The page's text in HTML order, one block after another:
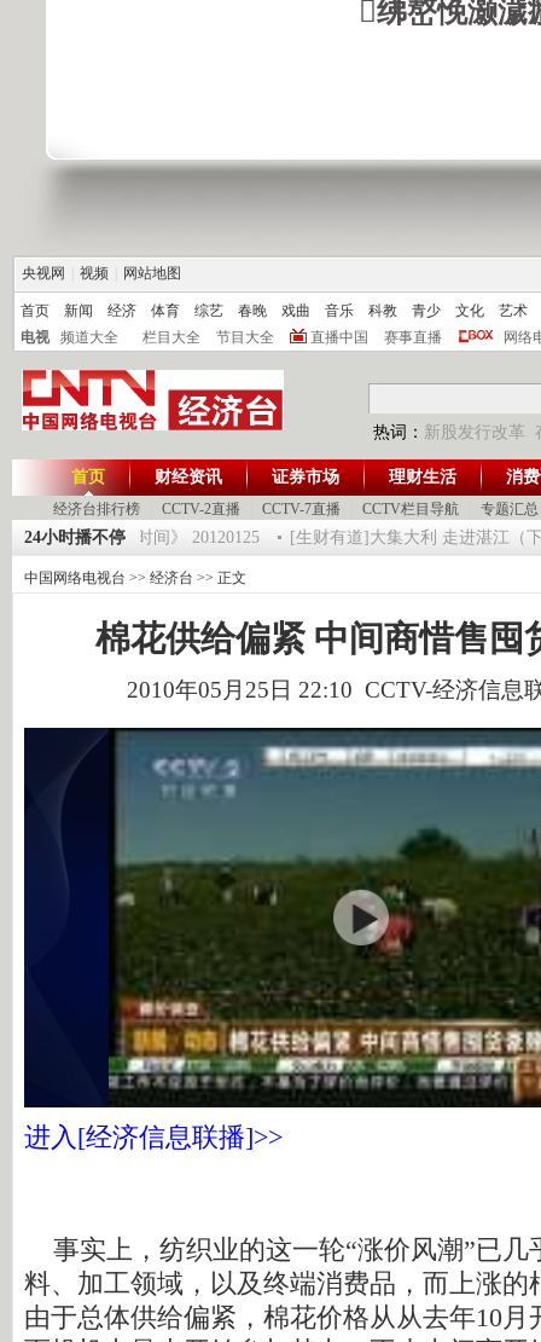
绋嶅悗灏
央视网 视频 网站地图
首页 新闻 经济 体育 综艺 春晚 戏曲 音乐 科教 青少 文化
艺术
电视
频道大全 栏目大全 节目大全 直播中国 赛事直播 网络
热词： 新股发行改革
首页
经济台排行榜 CCTV-2直播 CCTV-7直播 CCTV栏目导航 专题汇总
财经资讯 证券市场 理财生活 消
24小时播不停
师 5 《第一时间》 20120125 [生财有道]大集大利 走进湛江（下）
中国网络电视台 >> 经济台 >> 正文
棉花供给偏紧 中间商惜售囤
2010年05月25日 22:10 CCTV-经济信息
进入[经济信息联播]>>
事实上，纺织业的这一轮“涨价风潮”已几
料、加工领域，以及终端消费品，而上涨的
由于总体供给偏紧，棉花价格从从去年10